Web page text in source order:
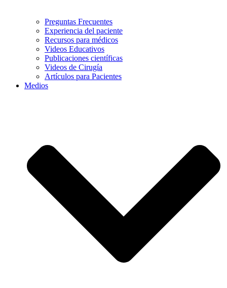
Preguntas Frecuentes
Experiencia del paciente
Recursos para médicos
Videos Educativos
Publicaciones científicas
Videos de Cirugía
Artículos para Pacientes
Medios